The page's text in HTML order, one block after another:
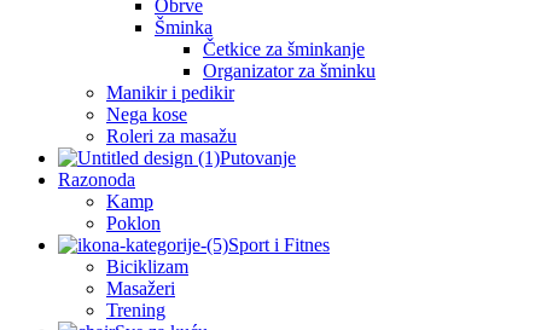
Obrve
Šminka
Četkice za šminkanje
Organizator za šminku
Manikir i pedikir
Nega kose
Roleri za masažu
Putovanje
Razonoda
Kamp
Poklon
Sport i Fitnes
Biciklizam
Masažeri
Trening